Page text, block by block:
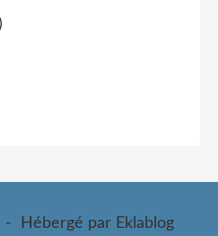
- Hébergé par Eklablog